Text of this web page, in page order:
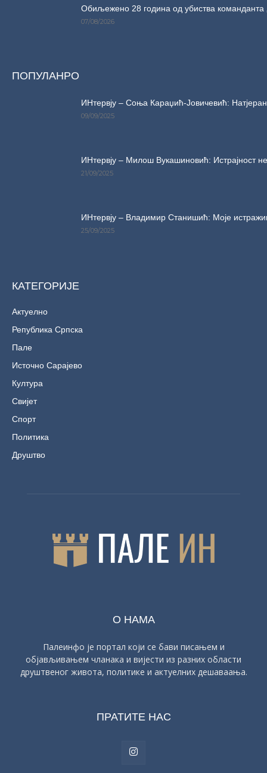
Обиљежено 28 година од убиства команданта
07/08/2026
ПОПУЛАНРО
ИНтервју – Соња Караџић-Јовичевић:
09/09/2025
ИНтервју – Милош Вукашиновић: Истрајност
21/09/2025
ИНтервју – Владимир Станишић: Моје
25/09/2025
КАТЕГОРИЈЕ
Актуелно
Република Српска
Пале
Источно Сарајево
Култура
Свијет
Спорт
Политика
Друштво
О НАМА
Палеинфо је портал који се бави писањем и
објављивањем чланака и вијести из разних области
друштвеног живота, политике и актуелних дешаваања.
ПРАТИТЕ НАС